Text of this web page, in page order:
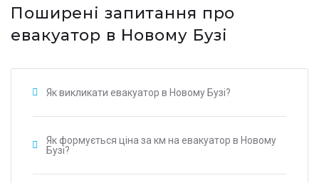
Поширені запитання про
евакуатор в Новому Бузі
Як викликати евакуатор в Новому Бузі?
Як формується ціна за км на евакуатор в Новому
Бузі?